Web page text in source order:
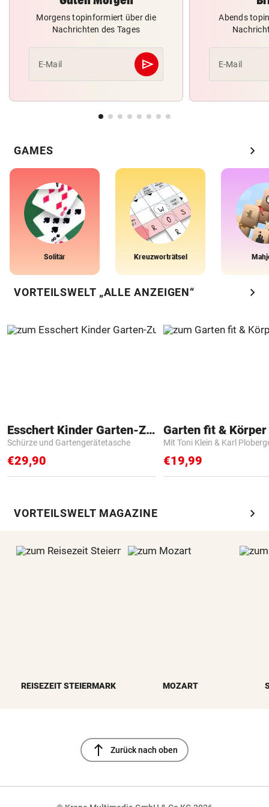
Morgens topinformiert über die
Nachrichten des Tages
E-Mail send
Abschicken
Abends
E-Mail
GAMES chevron_right
Solitär Kreuzworträtsel
VORTEILSWELT „ALLE ANZEIGEN“ chevron_right
Esschert Kinder Garten-Zubehör
Schürze und Gartengerätetasche
€29,90
Garten fit &
Mit Toni Klein & Karl
€19,99
VORTEILSWELT MAGAZINE chevron_right
REISEZEIT STEIERMARK MOZART
north Zurück nach oben